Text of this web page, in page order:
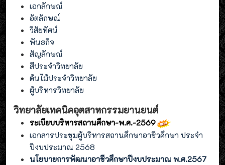
เอกลักษณ์
อัตลักษณ์
วิสัยทัศน์
พันธกิจ
สัญลักษณ์
สีประจำวิทยาลัย
ต้นไม้ประจำวิทยาลัย
ผู้บริหารวิทยาลัย
วิทยาลัยเทคนิคอุตสาหกรรมยานยนต์
ระเบียบบริหารสถานศึกษา-พ.ศ.-2569
เอกสารประชุมผู้บริหารสถานศึกษาอาชีวศึกษา ประจำ
ปีงบประมาณ 2568
นโยบายการพัฒนาอาชีวศึกษาปีงบประมาณ พ.ศ.2567